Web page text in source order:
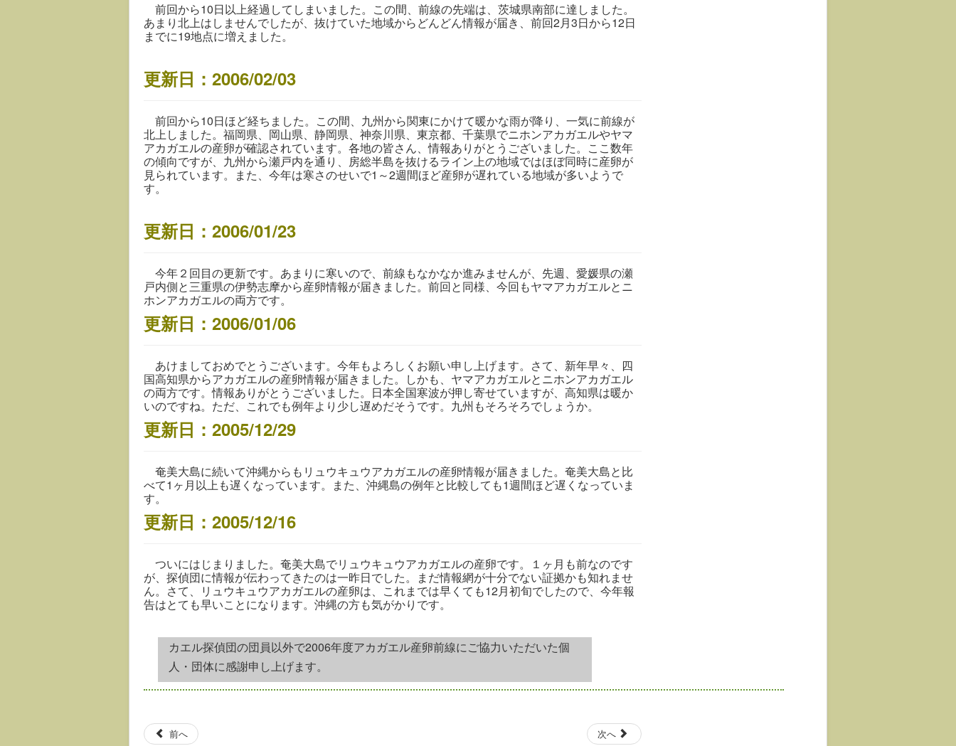
前回から10日以上経過してしまいました。この間、前線の先端は、茨城県南部に達しました。
あまり北上はしませんでしたが、抜けていた地域からどんどん情報が届き、前回2月3日から12日
までに19地点に増えました。
更新日：2006/02/03
前回から10日ほど経ちました。この間、九州から関東にかけて暖かな雨が降り、一気に前線が
北上しました。福岡県、岡山県、静岡県、神奈川県、東京都、千葉県でニホンアカガエルやヤマ
アカガエルの産卵が確認されています。各地の皆さん、情報ありがとうございました。ここ数年
の傾向ですが、九州から瀬戸内を通り、房総半島を抜けるライン上の地域ではほぼ同時に産卵が
見られています。また、今年は寒さのせいで1～2週間ほど産卵が遅れている地域が多いようで
す。
更新日：2006/01/23
今年２回目の更新です。あまりに寒いので、前線もなかなか進みませんが、先週、愛媛県の瀬
戸内側と三重県の伊勢志摩から産卵情報が届きました。前回と同様、今回もヤマアカガエルとニ
ホンアカガエルの両方です。
更新日：2006/01/06
あけましておめでとうございます。今年もよろしくお願い申し上げます。さて、新年早々、四
国高知県からアカガエルの産卵情報が届きました。しかも、ヤマアカガエルとニホンアカガエル
の両方です。情報ありがとうございました。日本全国寒波が押し寄せていますが、高知県は暖か
いのですね。ただ、これでも例年より少し遅めだそうです。九州もそろそろでしょうか。
更新日：2005/12/29
奄美大島に続いて沖縄からもリュウキュウアカガエルの産卵情報が届きました。奄美大島と比
べて1ヶ月以上も遅くなっています。また、沖縄島の例年と比較しても1週間ほど遅くなっていま
す。
更新日：2005/12/16
ついにはじまりました。奄美大島でリュウキュウアカガエルの産卵です。１ヶ月も前なのです
が、探偵団に情報が伝わってきたのは一昨日でした。まだ情報網が十分でない証拠かも知れませ
ん。さて、リュウキュウアカガエルの産卵は、これまでは早くても12月初旬でしたので、今年報
告はとても早いことになります。沖縄の方も気がかりです。
カエル探偵団の団員以外で2006年度アカガエル産卵前線にご協力いただいた個
人・団体に感謝申し上げます。
前へ 次へ